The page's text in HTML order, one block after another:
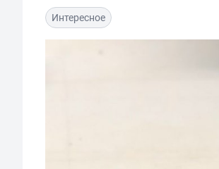
Интересное